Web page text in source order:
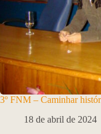
3º FNM – Caminhar
18 de abril de 2024